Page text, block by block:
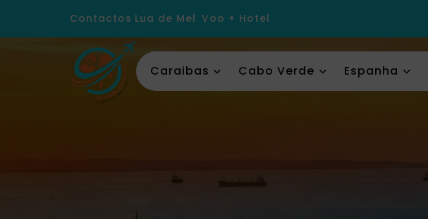
Contactos Lua de Mel Voo + Hotel
Caraibas Cabo Verde Espanha